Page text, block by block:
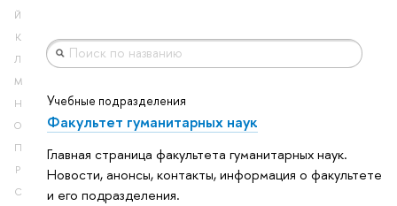
Й
К
Л
М
Н
О
П
Р
С
Учебные подразделения
Факультет гуманитарных наук
Главная страница факультета гуманитарных наук.
Новости, анонсы, контакты, информация о факультете
и его подразделения.